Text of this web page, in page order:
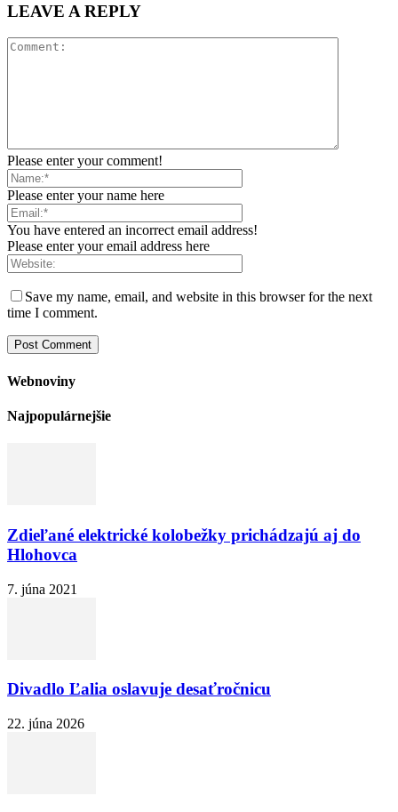
LEAVE A REPLY
Please enter your comment!
Please enter your name here
You have entered an incorrect email address!
Please enter your email address here
Save my name, email, and website in this browser for the next
time I comment.
Webnoviny
Najpopulárnejšie
Zdieľané elektrické kolobežky prichádzajú aj do
Hlohovca
7. júna 2021
Divadlo Ľalia oslavuje desaťročnicu
22. júna 2026